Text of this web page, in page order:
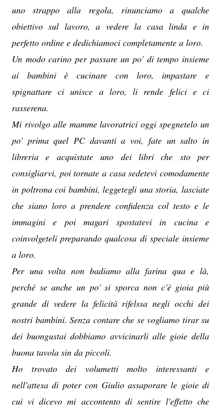
uno strappo alla regola, rinunciamo a qualche
obiettivo sul lavoro, a vedere la casa linda e in
perfetto ordine e dedichiamoci completamente a loro.
Un modo carino per passare un po' di tempo insieme
ai bambini è cucinare con loro, impastare e
spignattare ci unisce a loro, li rende felici e ci
rasserena.
Mi rivolgo alle mamme lavoratrici oggi spegnetelo un
po' prima quel PC davanti a voi, fate un salto in
libreria e acquistate uno dei libri che sto per
consigliarvi, poi tornate a casa sedetevi comodamente
in poltrona coi bambini, leggetegli una storia, lasciate
che siano loro a prendere confidenza col testo e le
immagini e poi magari spostatevi in cucina e
coinvolgeteli preparando qualcosa di speciale insieme
a loro.
Per una volta non badiamo alla farina qua e là,
perché se anche un po' si sporca non c'è gioia più
grande di vedere la felicità rifelssa negli occhi dei
nostri bambini. Senza contare che se vogliamo tirar su
dei buongustai dobbiamo avvicinarli alle gioie della
buona tavola sin da piccoli.
Ho trovato dei volumetti molto interessanti e
nell'attesa di poter con Giulio assaporare le gioie di
cui vi dicevo mi accontento di sentire l'effetto che